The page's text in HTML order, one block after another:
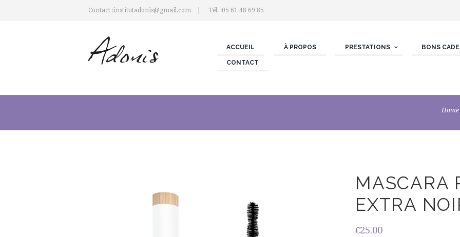
Contact :institutadonis@gmail.com Tél. :05 61 48 69 85
ACCUEIL À PROPOS PRESTATIONS BONS
CONTACT
Home
MASCARA
EXTRA
€25.00